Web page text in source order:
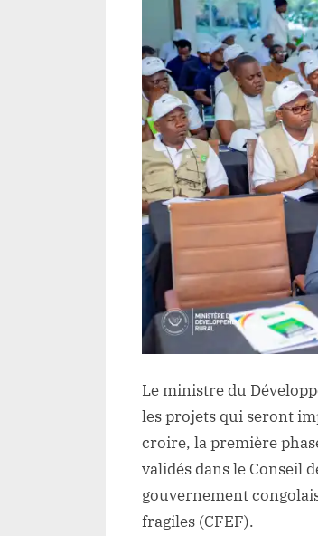
Le ministre du
les projets qui seront
croire, la première
validés dans le Conseil
gouvernement
fragiles (CFEF).